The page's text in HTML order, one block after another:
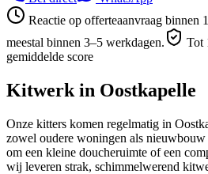
Reactie op offerteaanvraag binnen
meestal binnen 3–5 werkdagen.
Tot
gemiddelde score
Kitwerk in Oostkapelle
Onze kitters komen regelmatig in
zowel oudere woningen als
om een kleine doucheruimte of een
wij leveren strak, schimmelwerend